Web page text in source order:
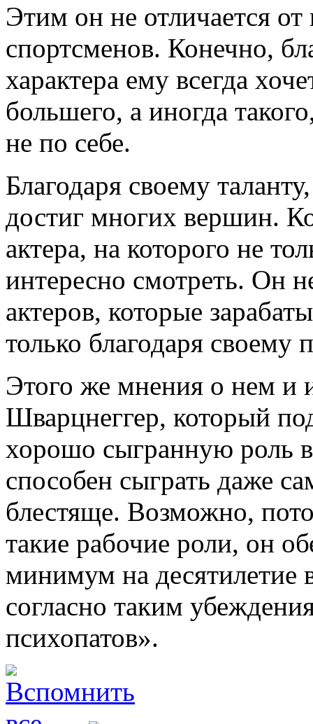
Этим он не отличается
спортсменов. Конечно,
характера ему всегда
большего, а иногда
не по себе.
Благодаря своему
достиг многих вершин.
актера, на которого не
интересно смотреть. Он
актеров, которые
только благодаря
Этого же мнения о нем и
Шварцнеггер, который
хорошо сыгранную роль
способен сыграть даже
блестяще. Возможно,
такие рабочие роли, он
минимум на
согласно таким
психопатов».